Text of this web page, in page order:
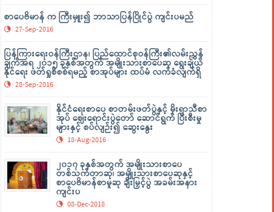
စာပေဗိမာန် က ကြီးမှူး၍ ဘာသာပြန်ပြိုင်ပွဲ ကျင်းပမည်
27-Sep-2016
ပြန်ကြားရေးဝန်ကြီးဌာန၊ ပြည်ထောင်စုဝန်ကြီး၏လမ်းညွှန်
ချက်အရ ၂၀၁၅ ခုနှစ်အတွက် အမျိုးသားစာပေဆု ရွေးချယ်
နိုင်ရေး ဖတ်ရှုစိစစ်ရမည့် စာအုပ်များ ထပ်မံ လက်ခံလျက်ရှိ
28-Sep-2016
နိုင်ငံရေးစာပေ စာတမ်းဖတ်ပွဲနှင့် မိုးရာသီစာ
အုပ် ဈေးရောင်းပွဲတော် ဆောင်ရွက် ပြီးစီးမှု
များနှင့် စပ်လျဉ်း၍ ဆွေးနွေး
18-Aug-2016
၂၀၁၇ ခုနှစ်အတွက် အမျိုးသားစာပေ
တစ်သက်တာဆု၊ အမျိုးသားစာပေဆုနှင့်
စာပေဗိမာန်စာမူဆု ချီးမြှင့်ပွဲ အခမ်းအနား
ကျင်းပ
08-Dec-2018